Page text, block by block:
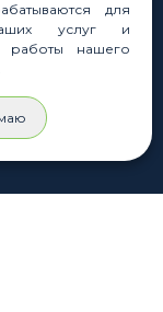
для
услуг и
работы нашего